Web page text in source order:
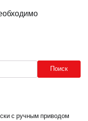
Поиск
с ручным приводом